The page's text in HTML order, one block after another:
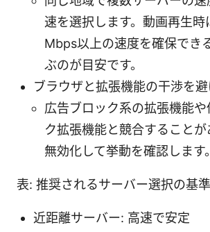
速を選択します。動画再生
Mbps以上の速度を確保でき
ぶのが目安です。
ブラウザと拡張機能の干渉を避
広告ブロック系の拡張機能
ク拡張機能と競合すること
無効化して挙動を確認します。
表: 推奨されるサーバー選択の基準
近距離サーバー: 高速で安定